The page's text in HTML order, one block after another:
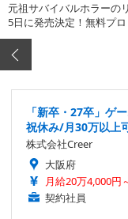
元祖サバイバルホラーの
5日に発売決定！無料プ
「新卒・27卒」ゲ
祝休み/月30万以上
株式会社Creer
大阪府
月給20万4,000円
契約社員